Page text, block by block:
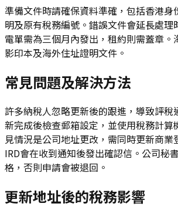
準備文件時請確保資料準確，包括香港身
明及原有稅務編號。錯誤文件會延長處理
電單需為三個月內發出，租約則需蓋章。
影印本及海外住址證明文件。
常見問題及解決方法
許多納稅人忽略更新後的跟進，導致評稅
新完成後檢查郵箱設定，並使用稅務計算
見情況是公司地址更改，需同時更新商業
IRD會在收到通知後發出確認信。公司秘
格，否則申請會被退回。
更新地址後的稅務影響